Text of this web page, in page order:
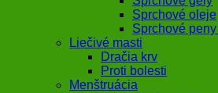
Sprchové oleje
Sprchové
Liečivé masti
Dračia krv
Proti bolesti
Menštruácia